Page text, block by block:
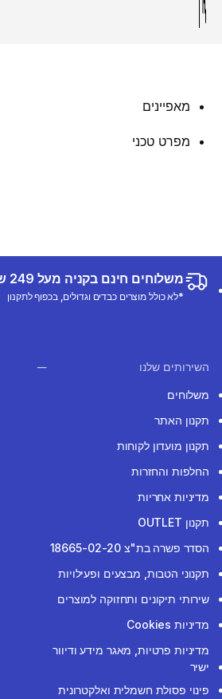
מאפיינים
מפרט טכני
משלוחים חינם בקניה מעל 249 ש"ח
*לא כולל מוצרים כבדים וגדולים, בכפוף לתקנון
השירותים שלנו
משלוחים
תקנון האתר
תקנון מועדון לקוחות
החלפות והחזרות
מדיניות אחריות
תקנון OUTLET
הסדר פשרה בת"צ 18665-02-20
תקנוני הטבות, מבצעים ופעילויות
שירותי תיקונים ותחזוקה למוצרים
מדיניות Cookies
מדיניות פרטיות, מאגר מידע ודיוור
ישיר
פינוי פסולת חשמלית ואלקטרונית